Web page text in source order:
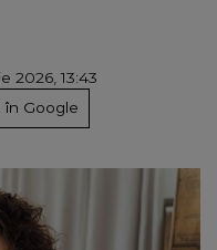
2026, 13:43
în Google